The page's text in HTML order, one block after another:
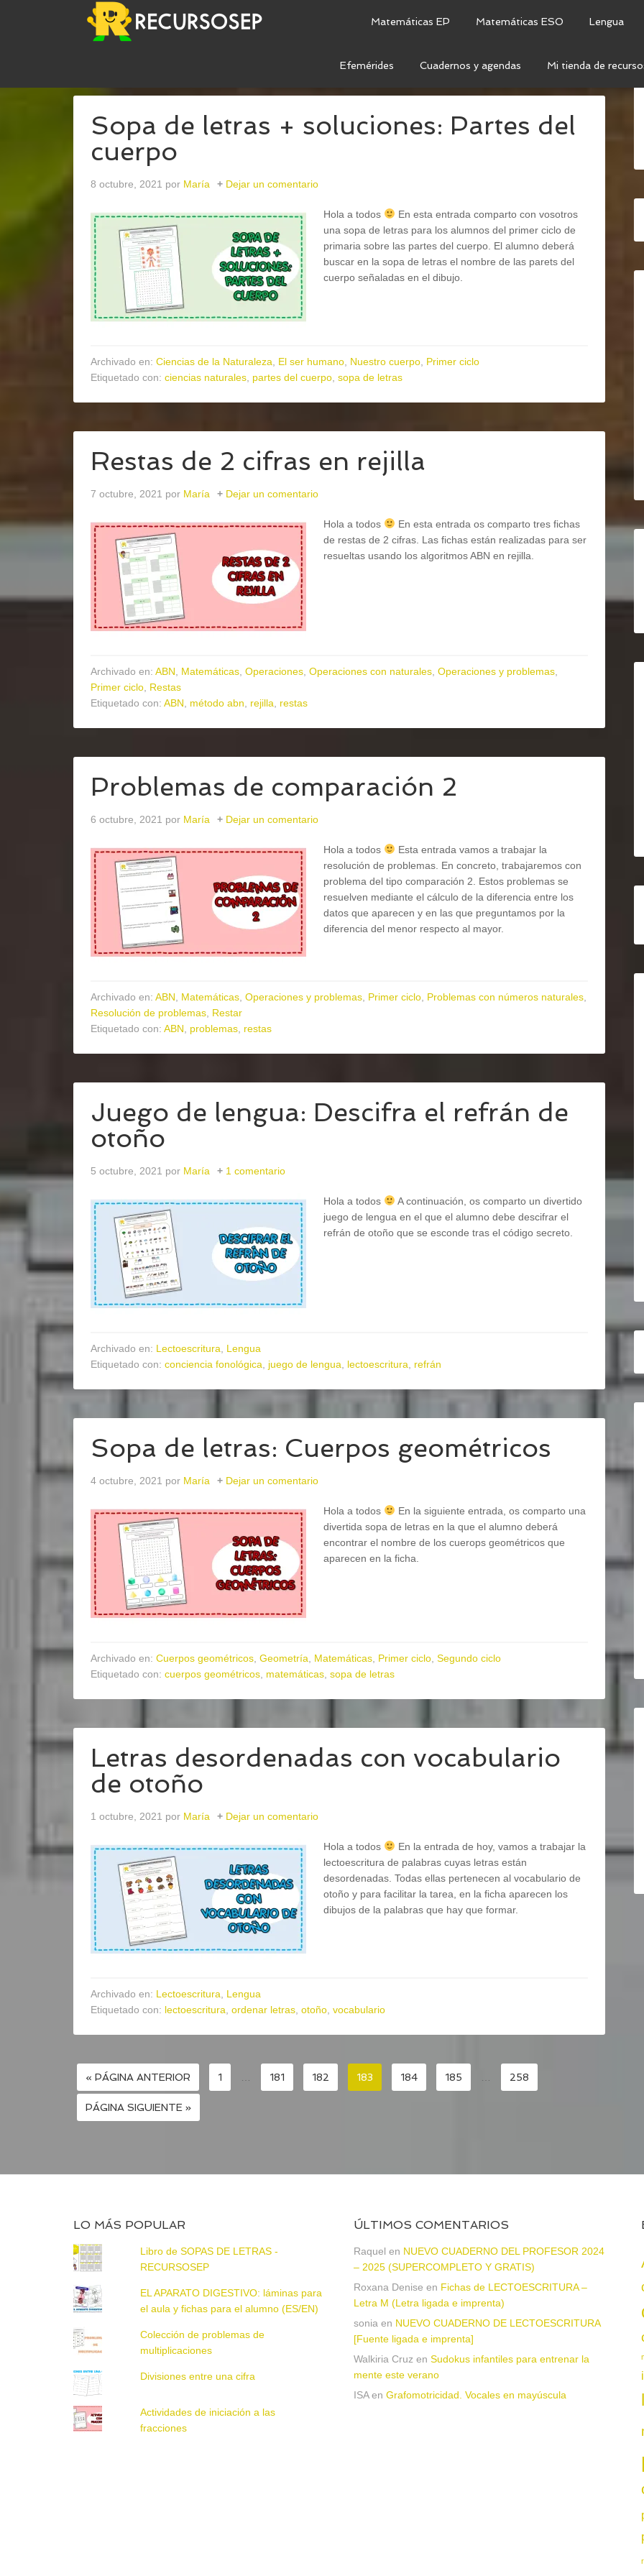
Matemáticas EP Matemáticas ESO Lengua
Efemérides Cuadernos y agendas Mi tienda de
Sopa de letras + soluciones: Partes del
cuerpo
8 octubre, 2021 por María Dejar un comentario
Hola a todos
En esta entrada comparto con vosotros
una sopa de letras para los alumnos del primer ciclo de
primaria sobre las partes del cuerpo. El alumno deberá
buscar en la sopa de letras el nombre de las parets del
cuerpo señaladas en el dibujo.
Archivado en: Ciencias de la Naturaleza El ser humano Nuestro cuerpo Primer ciclo
Etiquetado con: ciencias naturales partes del cuerpo sopa de letras
Restas de 2 cifras en rejilla
7 octubre, 2021 por María Dejar un comentario
Hola a todos
En esta entrada os comparto tres fichas
de restas de 2 cifras. Las fichas están realizadas para ser
resueltas usando los algoritmos ABN en rejilla.
Archivado en: ABN Matemáticas Operaciones Operaciones con naturales Operaciones y problemas
Primer ciclo Restas
Etiquetado con: ABN método abn rejilla restas
Problemas de comparación 2
6 octubre, 2021 por María Dejar un comentario
Hola a todos
Esta entrada vamos a trabajar la
resolución de problemas. En concreto, trabajaremos con
problema del tipo comparación 2. Estos problemas se
resuelven mediante el cálculo de la diferencia entre los
datos que aparecen y en las que preguntamos por la
diferencia del menor respecto al mayor.
Archivado en: ABN Matemáticas Operaciones y problemas Primer ciclo Problemas con números naturales
Resolución de problemas Restar
Etiquetado con: ABN problemas restas
Juego de lengua: Descifra el refrán de
otoño
5 octubre, 2021 por María 1 comentario
Hola a todos
A continuación, os comparto un divertido
juego de lengua en el que el alumno debe descifrar el
refrán de otoño que se esconde tras el código secreto.
Archivado en: Lectoescritura
Lengua
Etiquetado con: conciencia fonológica juego de lengua lectoescritura refrán
Sopa de letras: Cuerpos geométricos
4 octubre, 2021 por María Dejar un comentario
Hola a todos
En la siguiente entrada, os comparto una
divertida sopa de letras en la que el alumno deberá
encontrar el nombre de los cuerops geométricos que
aparecen en la ficha.
Archivado en: Cuerpos geométricos Geometría Matemáticas Primer ciclo Segundo ciclo
Etiquetado con: cuerpos geométricos matemáticas sopa de letras
Letras desordenadas con vocabulario
de otoño
1 octubre, 2021 por María Dejar un comentario
Hola a todos
En la entrada de hoy, vamos a trabajar la
lectoescritura de palabras cuyas letras están
desordenadas. Todas ellas pertenecen al vocabulario de
otoño y para facilitar la tarea, en la ficha aparecen los
dibujos de la palabras que hay que formar.
Archivado en: Lectoescritura
Lengua
Etiquetado con: lectoescritura ordenar letras otoño vocabulario
« PÁGINA ANTERIOR 1 181 182 183 184 185 258
PÁGINA SIGUIENTE »
LO MÁS POPULAR
Libro de SOPAS DE LETRAS -
RECURSOSEP
EL APARATO DIGESTIVO: láminas para
el aula y fichas para el alumno (ES/EN)
Colección de problemas de
multiplicaciones
Divisiones entre una cifra
Actividades de iniciación a las
fracciones
ÚLTIMOS COMENTARIOS
Raquel en NUEVO CUADERNO DEL PROFESOR 2024
– 2025 (SUPERCOMPLETO Y GRATIS)
Roxana Denise en Fichas de LECTOESCRITURA –
Letra M (Letra ligada e imprenta)
sonia en NUEVO CUADERNO DE LECTOESCRITURA
[Fuente ligada e imprenta]
Walkiria Cruz en Sudokus infantiles para entrenar la
mente este verano
ISAen Grafomotricidad. Vocales en mayúscula